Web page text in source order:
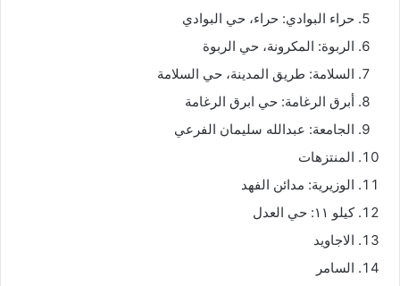
حراء البوادي: حراء، حي البوادي
الربوة: المكرونة، حي الربوة
السلامة: طريق المدينة، حي السلامة
أبرق الرغامة: حي ابرق الرغامة
الجامعة: عبدالله سليمان الفرعي
المنتزهات
الوزيرية: مدائن الفهد
كيلو ١١: حي العدل
الاجاويد
السامر